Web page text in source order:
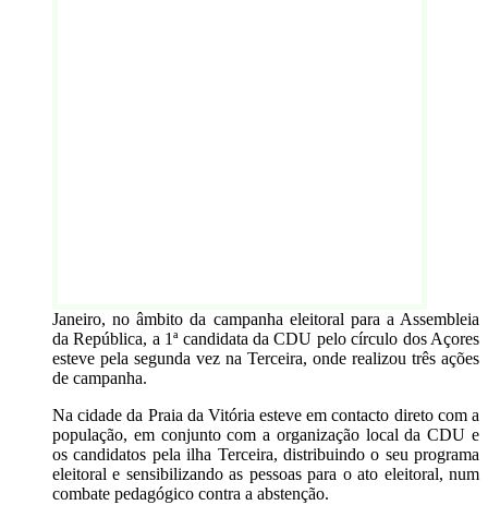
Janeiro, no âmbito da campanha eleitoral para a Assembleia
da República, a 1ª candidata da CDU pelo círculo dos Açores
esteve pela segunda vez na Terceira, onde realizou três ações
de campanha.
Na cidade da Praia da Vitória esteve em contacto direto com a
população, em conjunto com a organização local da CDU e
os candidatos pela ilha Terceira, distribuindo o seu programa
eleitoral e sensibilizando as pessoas para o ato eleitoral, num
combate pedagógico contra a abstenção.